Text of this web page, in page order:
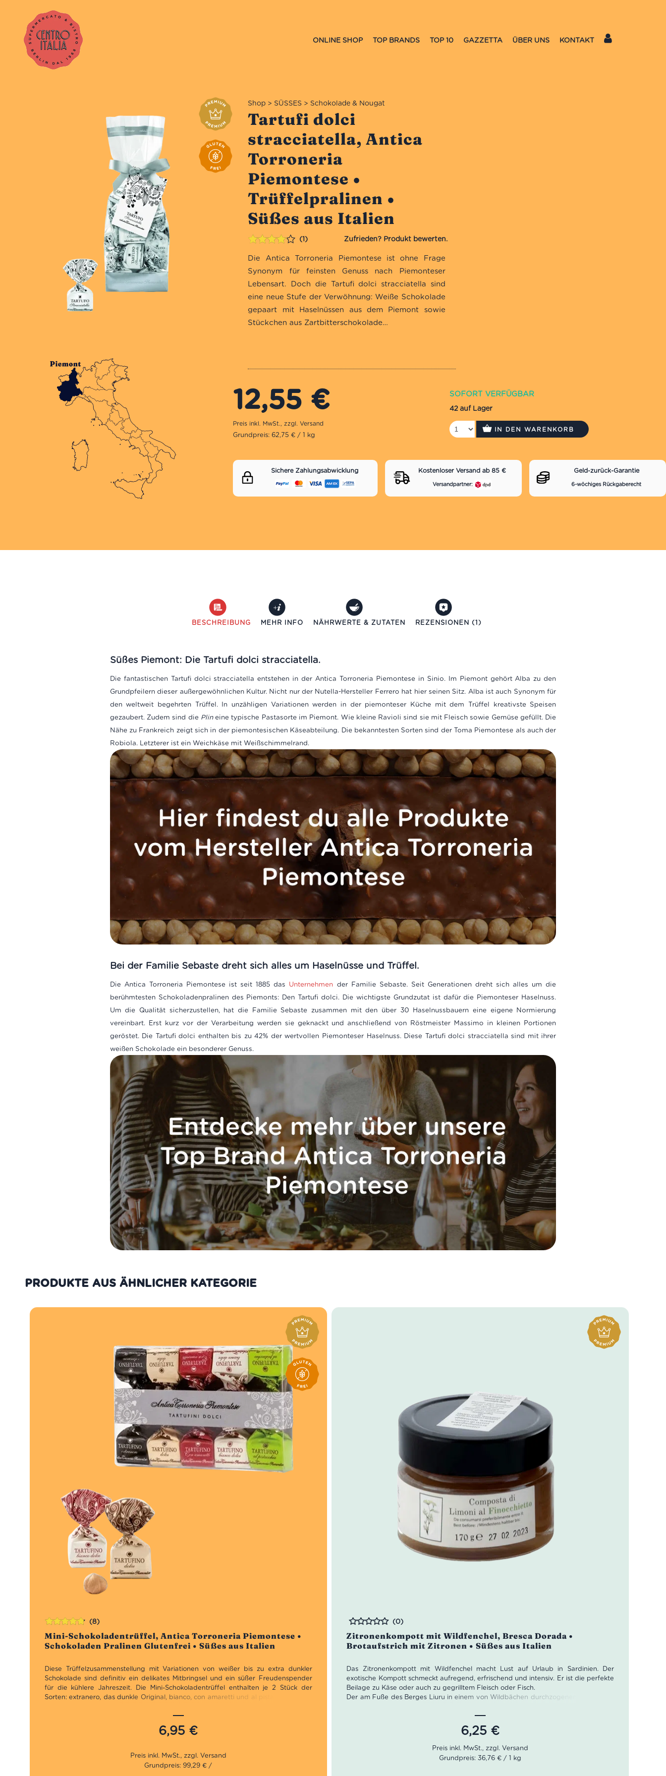
ONLINE SHOP TOP BRANDS TOP 10 GAZZETTA ÜBER UNS KONTAKT
Shop > SÜSSES > Schokolade & Nougat
Tartufi dolci
stracciatella, Antica
Torroneria
Piemontese •
Trüffelpralinen •
Süßes aus Italien
mit
4.00
von 5,
basierend
auf
Kundenbewertung
1
Die Antica Torroneria Piemontese ist ohne Frage
Synonym für feinsten Genuss nach Piemonteser
Lebensart. Doch die Tartufi dolci stracciatella sind
eine neue Stufe der Verwöhnung: Weiße Schokolade
gepaart mit Haselnüssen aus dem Piemont sowie
Stückchen aus Zartbitterschokolade…
12,55 €
Grundpreis: 62,75 € / 1 kg
SOFORT VERFÜGBAR
42 auf Lager
IN DEN WARENKORB
Sichere Zahlungsabwicklung Kostenloser Versand ab 85 €
Versandpartner:
Geld-zurück-Garantie
6-wöchiges Rückgaberecht
BESCHREIBUNG MEHR INFO NÄHRWERTE & ZUTATEN REZENSIONEN (1)
Süßes Piemont: Die Tartufi dolci stracciatella.
Die fantastischen Tartufi dolci stracciatella entstehen in der Antica Torroneria Piemontese in Sinio. Im Piemont gehört Alba zu den
Grundpfeilern dieser außergewöhnlichen Kultur. Nicht nur der Nutella-Hersteller Ferrero hat hier seinen Sitz. Alba ist auch Synonym für
den weltweit begehrten Trüffel. In unzähligen Variationen werden in der piemonteser Küche mit dem Trüffel kreativste Speisen
gezaubert. Zudem sind die Plineine typische Pastasorte im Piemont. Wie kleine Ravioli sind sie mit Fleisch sowie Gemüse gefüllt. Die
Nähe zu Frankreich zeigt sich in der piemontesischen Käseabteilung. Die bekanntesten Sorten sind der Toma Piemontese als auch der
Robiola. Letzterer ist ein Weichkäse mit Weißschimmelrand.
Bei der Familie Sebaste dreht sich alles um Haselnüsse und Trüffel.
Die Antica Torroneria Piemontese ist seit 1885 das Unternehmen der Familie Sebaste. Seit Generationen dreht sich alles um die
berühmtesten Schokoladenpralinen des Piemonts: Den Tartufi dolci. Die wichtigste Grundzutat ist dafür die Piemonteser Haselnuss.
Um die Qualität sicherzustellen, hat die Familie Sebaste zusammen mit den über 30 Haselnussbauern eine eigene Normierung
vereinbart. Erst kurz vor der Verarbeitung werden sie geknackt und anschließend von Röstmeister Massimo in kleinen Portionen
geröstet. Die Tartufi dolci enthalten bis zu 42% der wertvollen Piemonteser Haselnuss. Diese Tartufi dolci stracciatella sind mit ihrer
weißen Schokolade ein besonderer Genuss.
PRODUKTE AUS DER GLEICHEN KATEGORIE
Mini-Schokoladentrüffel, Antica Torroneria Piemontese •
Schokoladen Pralinen Glutenfrei • Süßes aus Italien
(8)
Diese Trüffelzusammenstellung mit Variationen von weißer bis zu extra dunkler
Schokolade sind definitiv ein delikates Mitbringsel und ein süßer Freudenspender
für die kühlere Jahreszeit.
Die Mini-Schokoladentrüffel enthalten je 2 Stück der
Sorten: extranero, das dunkle Original, bianco, con amaretti und al pistacchio. Feine
Die Antica Torroneria Piemontese kreiert seit 1885 ausgezeichnete Trüffel und
Nougat, die alle von der IGP Nocciola aus dem Piemont inspiriert sind. Die fünfte
Generation seiner Familie steht für die Leidenschaft für ein uraltes Handwerk, die
Die süßen Trüffel ist die Zubereitungsart von grundlegender Bedeutung, der Teig
ruht eine ganze Nacht bevor die Verarbeitung fortgesetzt wird. Das formen und
6,95 €
Bewertet
mit4.75
von 5
Grundpreis: 99,29 € /
Zitronenkompott mit Wildfenchel, Bresca Dorada •
Brotaufstrich mit Zitronen • Süßes aus Italien
Bewertet
(0)
Das Zitronenkompott mit Wildfenchel macht Lust auf Urlaub in Sardinien. Der
exotische Kompott schmeckt aufregend, erfrischend und intensiv. Er ist die perfekte
Beilage zu Käse oder auch zu gegrilltem Fleisch oder Fisch.
Der am Fuße des Berges Liuru in einem von Wildbächen durchzogenen Tal im Süd-
intensiven, typischen Düfte der Mittelmeerinsel in verschiedenen Likören
einzufangen, die ebenso köstlich wie naturrein sind. Kaktusfeige, Quitte, wilder
Fenchel, Eukalyptus und Rosmarin entwickeln in den Kreationen von Bresca Dorada
ihren ganz besonderen Geschmack – ganz zu schweigen von den Zitronen,
Mandarinen und Orangen, die in der Gegend um Muravera in hervorragender
6,25 €
Grundpreis: 36,76 € / 1 kg